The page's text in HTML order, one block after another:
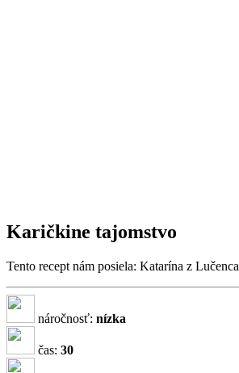
Karičkine tajomstvo
Tento recept nám posiela: Katarína z Lučenca
náročnosť: nízka
čas: 30